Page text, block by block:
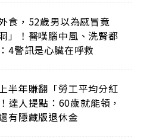
食，52歲男以為感冒竟
」！醫嘆腦中風、洗腎都
4警訊是心臟在呼救
半年賺翻「勞工平均分紅
達人提點：60歲就能領，
有隱藏版退休金